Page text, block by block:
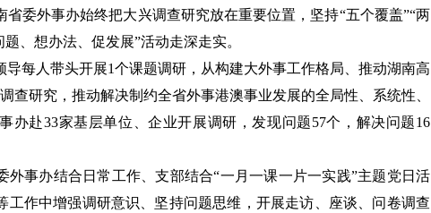
省委外事办始终把大兴调查研究放在重要位置，坚持“五个覆盖”“两
、想办法、促发展”活动走深走实。
导每人带头开展1个课题调研，从构建大外事工作格局、推动湖南高
查研究，推动解决制约全省外事港澳事业发展的全局性、系统性、
办赴33家基层单位、企业开展调研，发现问题57个，解决问题16
外事办结合日常工作、支部结合“一月一课一片一实践”主题党日活
工作中增强调研意识、坚持问题思维，开展走访、座谈、问卷调查